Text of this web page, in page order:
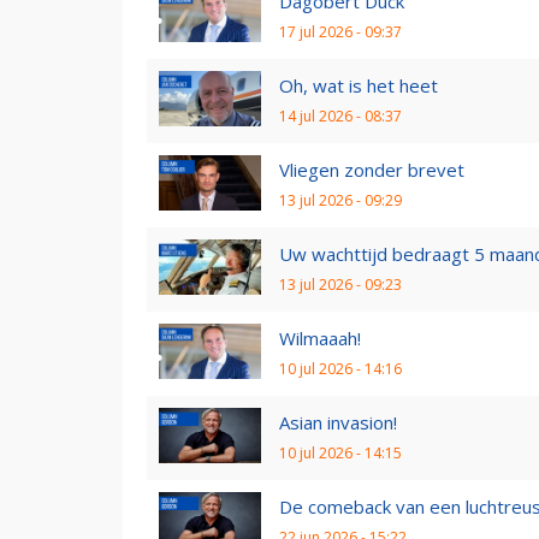
17 jul 2026 - 09:37
Oh, wat is het heet
14 jul 2026 - 08:37
Vliegen zonder brevet
13 jul 2026 - 09:29
Uw wachttijd bedraagt 5
13 jul 2026 - 09:23
Wilmaaah!
10 jul 2026 - 14:16
Asian invasion!
10 jul 2026 - 14:15
De comeback van een luchtreus